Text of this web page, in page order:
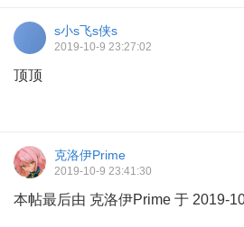
s小s飞s侠s
2019-10-9 23:27:02
顶顶
克洛伊Prime
2019-10-9 23:41:30
本帖最后由 克洛伊Prime 于 2019-